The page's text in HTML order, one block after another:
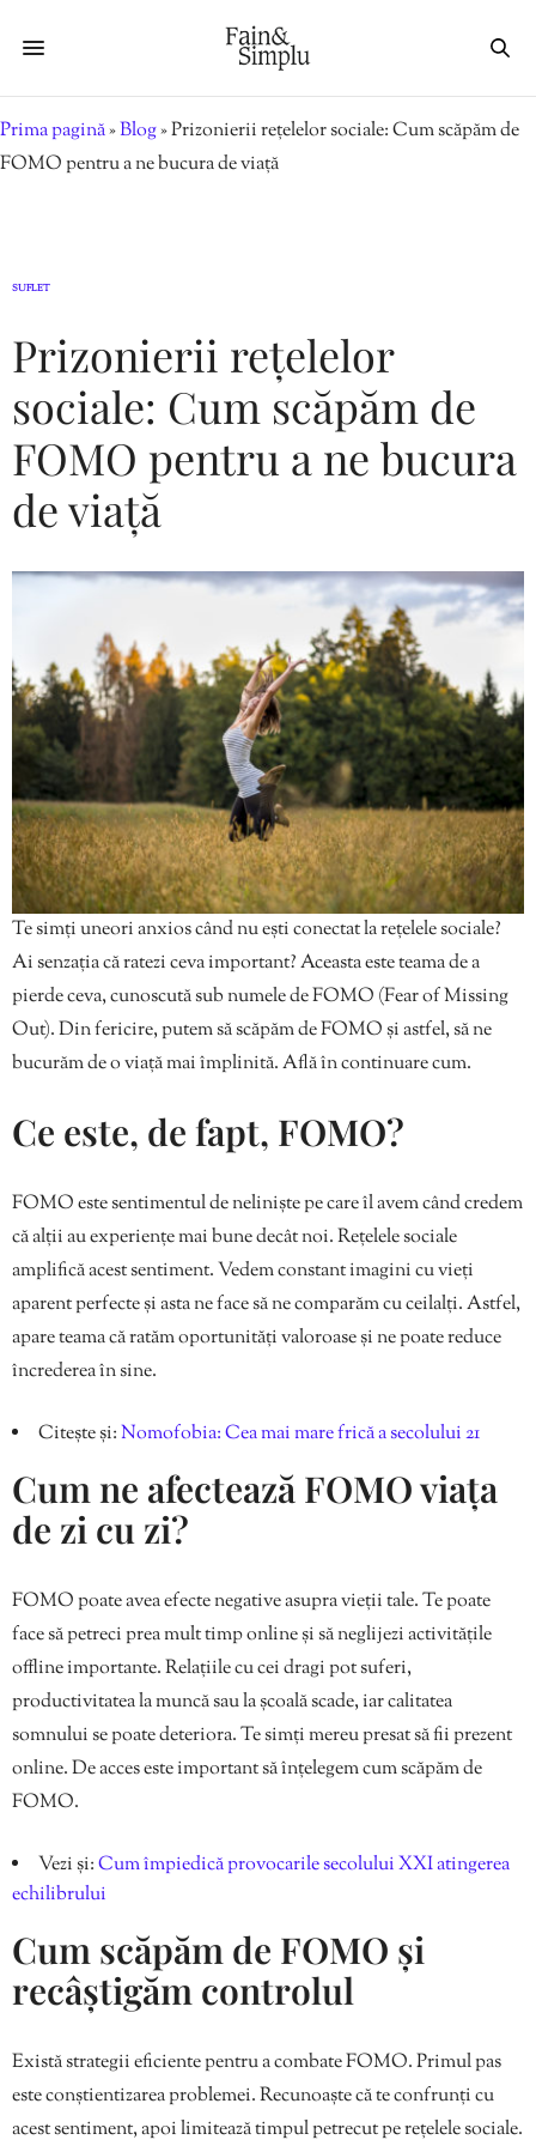
Prima pagină»Blog»Prizonierii rețelelor sociale: Cum scăpăm de
FOMO pentru a ne bucura de viață
SUFLET
Prizonierii rețelelor
sociale: Cum scăpăm de
FOMO pentru a ne bucura
de viață
Te simți uneori anxios când nu ești conectat la rețelele sociale?
Ai senzația că ratezi ceva important? Aceasta este teama de a
pierde ceva, cunoscută sub numele de FOMO (Fear of Missing
Out). Din fericire, putem să scăpăm de FOMO și astfel, să ne
bucurăm de o viață mai împlinită. Află în continuare cum.
Ce este, de fapt, FOMO?
FOMO este sentimentul de neliniște pe care îl avem când credem
că alții au experiențe mai bune decât noi. Rețelele sociale
amplifică acest sentiment. Vedem constant imagini cu vieți
aparent perfecte și asta ne face să ne comparăm cu ceilalți. Astfel,
apare teama că ratăm oportunități valoroase și ne poate reduce
încrederea în sine.
Citește și:Nomofobia: Cea mai mare frică a secolului 21
Cum ne afectează FOMO viața
de zi cu zi?
FOMO poate avea efecte negative asupra vieții tale. Te poate
face să petreci prea mult timp online și să neglijezi activitățile
offline importante. Relațiile cu cei dragi pot suferi,
productivitatea la muncă sau la școală scade, iar calitatea
somnului se poate deteriora. Te simți mereu presat să fii prezent
online. De acces este important să înțelegem cum scăpăm de
FOMO.
Vezi și:Cum împiedică provocarile secolului XXI atingerea
echilibrului
Cum scăpăm de FOMO și
recâștigăm controlul
Există strategii eficiente pentru a combate FOMO. Primul pas
este conștientizarea problemei. Recunoaște că te confrunți cu
acest sentiment, apoi limitează timpul petrecut pe rețelele sociale.